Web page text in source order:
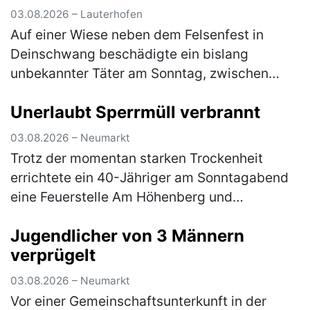
03.08.2026 – Lauterhofen
Auf einer Wiese neben dem Felsenfest in
Deinschwang beschädigte ein bislang
unbekannter Täter am Sonntag, zwischen
geparkten, silbernen Kia. Die linke
Fahrzeugseite…(mehr)
Unerlaubt Sperrmüll verbrannt
03.08.2026 – Neumarkt
Trotz der momentan starken Trockenheit
errichtete ein 40-Jähriger am Sonntagabend
eine Feuerstelle Am Höhenberg und
Feuer wieder löschen und erhält nun eine A…
(mehr)
Jugendlicher von 3 Männern
verprügelt
03.08.2026 – Neumarkt
Vor einer Gemeinschaftsunterkunft in der